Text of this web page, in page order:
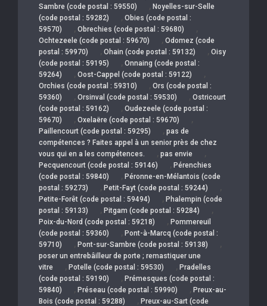
Sambre (code postal : 59550)
, Noyelles-sur-Selle
(code postal : 59282)
, Obies (code postal :
59570)
, Obrechies (code postal : 59680) ,
Ochtezeele (code postal : 59670) , Odomez (code
postal : 59970)
, Ohain (code postal : 59132) , Oisy
(code postal : 59195)
, Onnaing (code postal :
59264)
, Oost-Cappel (code postal : 59122) ,
Orchies (code postal : 59310) , Ors (code postal :
59360)
, Orsinval (code postal : 59530) , Ostricourt
(code postal : 59162)
, Oudezeele (code postal :
59670)
, Oxelaëre (code postal : 59670) ,
Paillencourt (code postal : 59295) , pas de
compétences ? Faites appel à un senior près de chez
vous qui en a les compétences.
, pas envie ,
Pecquencourt (code postal : 59146) , Pérenchies
(code postal : 59840)
, Péronne-en-Mélantois (code
postal : 59273)
, Petit-Fayt (code postal : 59244) ,
Petite-Forêt (code postal : 59494) , Phalempin (code
postal : 59133)
, Pitgam (code postal : 59284) ,
Poix-du-Nord (code postal : 59218) , Pommereuil
(code postal : 59360)
, Pont-à-Marcq (code postal :
59710)
, Pont-sur-Sambre (code postal : 59138) ,
poser un entrebâilleur de porte ; remastiquer une
vitre
, Potelle (code postal : 59530) , Pradelles
(code postal : 59190)
, Prémesques (code postal :
59840)
, Préseau (code postal : 59990) , Preux-au-
Bois (code postal : 59288)
, Preux-au-Sart (code